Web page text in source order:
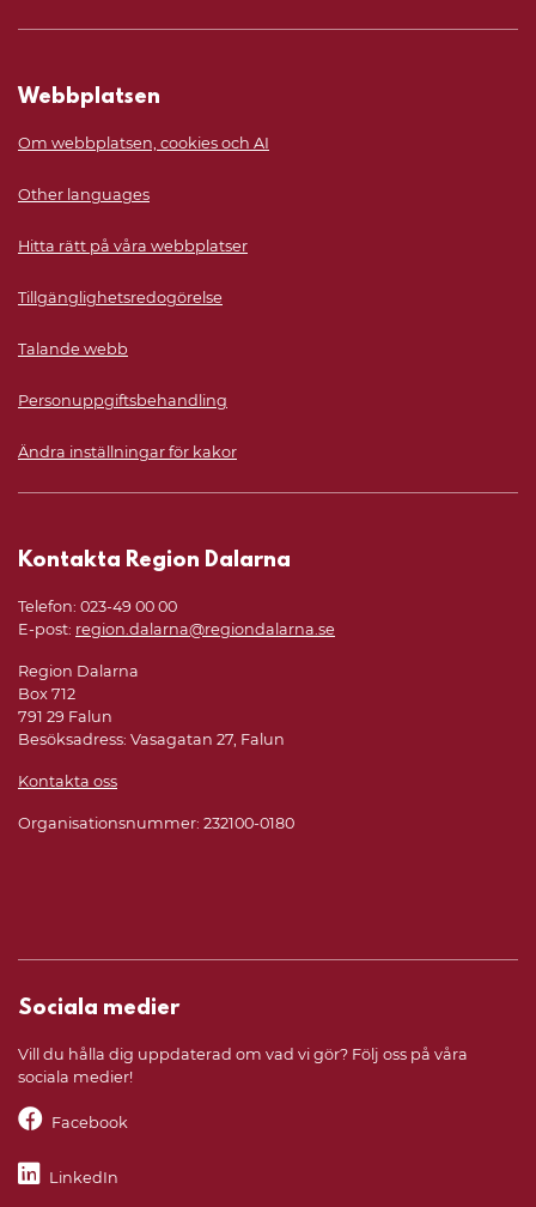
Webbplatsen
Om webbplatsen, cookies och AI
Other languages
Hitta rätt på våra webbplatser
Tillgänglighetsredogörelse
Talande webb
Personuppgiftsbehandling
Ändra inställningar för kakor
Kontakta Region Dalarna
Telefon: 023-49 00 00
E-post: region.dalarna@regiondalarna.se
Region Dalarna
Box 712
791 29 Falun
Besöksadress: Vasagatan 27, Falun
Kontakta oss
Organisationsnummer: 232100-0180
Sociala medier
Vill du hålla dig uppdaterad om vad vi gör? Följ oss på våra
sociala medier!
Facebook
LinkedIn